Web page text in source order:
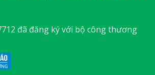
đã đăng ký với bộ công thương